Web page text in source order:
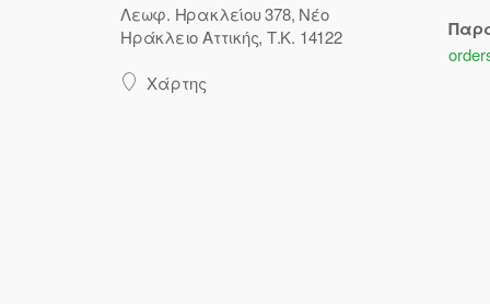
Λεωφ. Ηρακλείου 378, Νέο
Ηράκλειο Αττικής, Τ.Κ. 14122
Χάρτης